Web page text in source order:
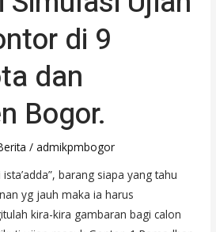
di 9
dan
Bogor.
/admikpmbogor
ista’adda”, barang siapa yang tahu
yg jauh maka ia harus
kira-kira gambaran bagi calon